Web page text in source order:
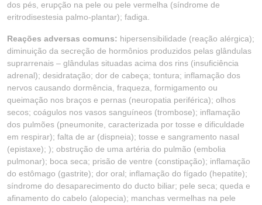
dos pés, erupção na pele ou pele vermelha (síndrome de
eritrodisestesia palmo-plantar); fadiga.
Reações adversas comuns: hipersensibilidade (reação alérgica);
diminuição da secreção de hormônios produzidos pelas glândulas
suprarrenais – glândulas situadas acima dos rins (insuficiência
adrenal); desidratação; dor de cabeça; tontura; inflamação dos
nervos causando dormência, fraqueza, formigamento ou
queimação nos braços e pernas (neuropatia periférica); olhos
secos; coágulos nos vasos sanguíneos (trombose); inflamação
dos pulmões (pneumonite, caracterizada por tosse e dificuldade
em respirar); falta de ar (dispneia); tosse e sangramento nasal
(epistaxe); ); obstrução de uma artéria do pulmão (embolia
pulmonar); boca seca; prisão de ventre (constipação); inflamação
do estômago (gastrite); dor oral; inflamação do fígado (hepatite);
síndrome do desaparecimento do ducto biliar; pele seca; queda e
afinamento do cabelo (alopecia); manchas vermelhas na pele